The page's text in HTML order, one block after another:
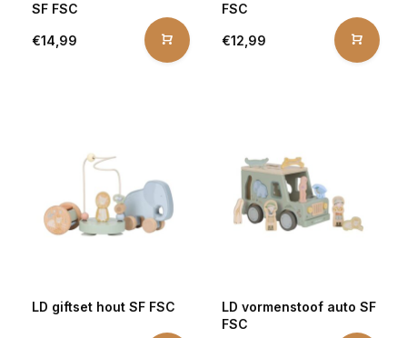
SF FSC
€14,99
FSC
€12,99
LD giftset hout SF FSC
LD vormenstoof auto SF
FSC